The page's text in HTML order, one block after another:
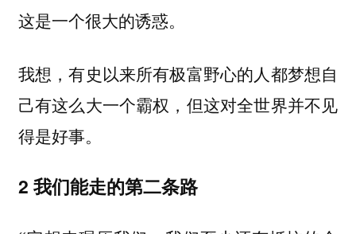
这是一个很大的诱惑。
我想，有史以来所有极富野心的人都梦想自
己有这么大一个霸权，但这对全世界并不见
得是好事。
2 我们能走的第二条路